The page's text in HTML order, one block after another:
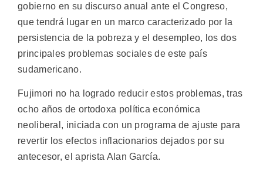
gobierno en su discurso anual ante el Congreso,
que tendrá lugar en un marco caracterizado por la
persistencia de la pobreza y el desempleo, los dos
principales problemas sociales de este país
sudamericano.
Fujimori no ha logrado reducir estos problemas, tras
ocho años de ortodoxa política económica
neoliberal, iniciada con un programa de ajuste para
revertir los efectos inflacionarios dejados por su
antecesor, el aprista Alan García.